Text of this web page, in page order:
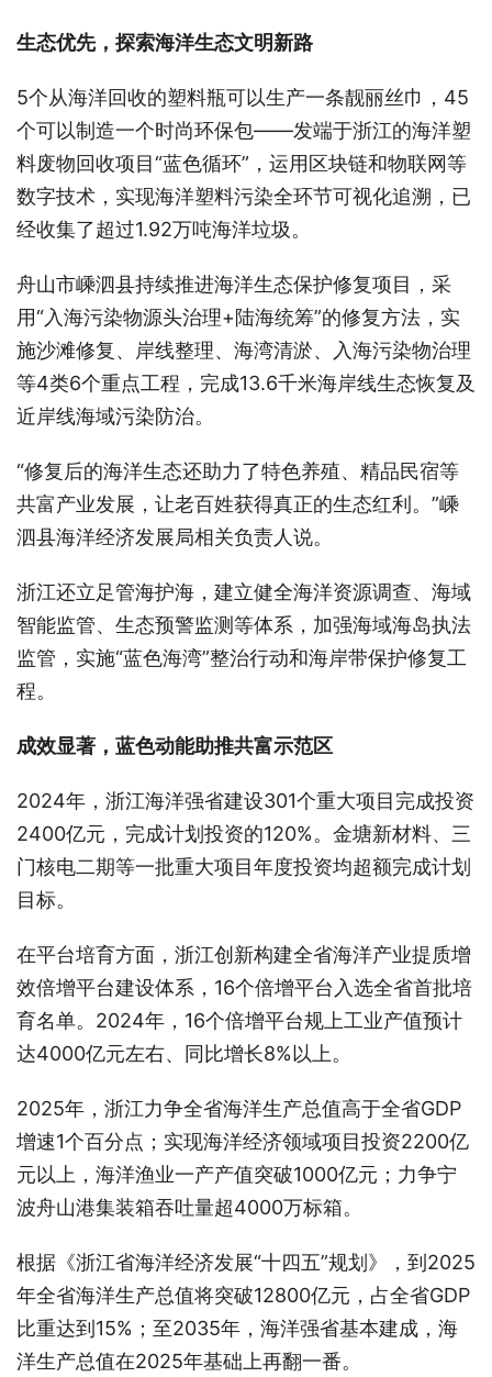
生态优先，探索海洋生态文明新路
5个从海洋回收的塑料瓶可以生产一条靓丽丝巾，45
个可以制造一个时尚环保包——发端于浙江的海洋塑
料废物回收项目“蓝色循环”，运用区块链和物联网等
数字技术，实现海洋塑料污染全环节可视化追溯，已
经收集了超过1.92万吨海洋垃圾。
舟山市嵊泗县持续推进海洋生态保护修复项目，采
用“入海污染物源头治理+陆海统筹”的修复方法，实
施沙滩修复、岸线整理、海湾清淤、入海污染物治理
等4类6个重点工程，完成13.6千米海岸线生态恢复及
近岸线海域污染防治。
“修复后的海洋生态还助力了特色养殖、精品民宿等
共富产业发展，让老百姓获得真正的生态红利。”嵊
泗县海洋经济发展局相关负责人说。
浙江还立足管海护海，建立健全海洋资源调查、海域
智能监管、生态预警监测等体系，加强海域海岛执法
监管，实施“蓝色海湾”整治行动和海岸带保护修复工
程。
成效显著，蓝色动能助推共富示范区
2024年，浙江海洋强省建设301个重大项目完成投资
2400亿元，完成计划投资的120%。金塘新材料、三
门核电二期等一批重大项目年度投资均超额完成计划
目标。
在平台培育方面，浙江创新构建全省海洋产业提质增
效倍增平台建设体系，16个倍增平台入选全省首批培
育名单。2024年，16个倍增平台规上工业产值预计
达4000亿元左右、同比增长8%以上。
2025年，浙江力争全省海洋生产总值高于全省GDP
增速1个百分点；实现海洋经济领域项目投资2200亿
元以上，海洋渔业一产产值突破1000亿元；力争宁
波舟山港集装箱吞吐量超4000万标箱。
根据《浙江省海洋经济发展“十四五”规划》，到2025
年全省海洋生产总值将突破12800亿元，占全省GDP
比重达到15%；至2035年，海洋强省基本建成，海
洋生产总值在2025年基础上再翻一番。